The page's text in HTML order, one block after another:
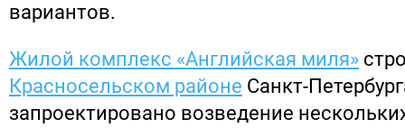
вариантов.
Жилой комплекс «Английская миля»
Красносельском районе Санкт-
запроектировано возведение